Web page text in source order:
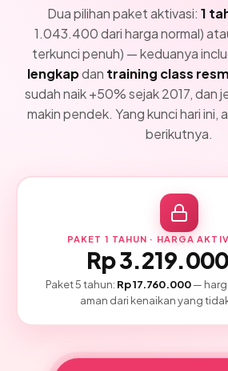
Dua pilihan paket aktivasi: 1
1.043.400 dari harga normal)
terkunci penuh) — keduanya
lengkapdan training class
sudah naik +50% sejak 2017, dan
makin pendek. Yang kunci hari ini,
berikutnya.
PAKET 1 TAHUN · HARGA
Rp 3.219.000
Paket 5 tahun: Rp 17.760.000—
aman dari kenaikan yang